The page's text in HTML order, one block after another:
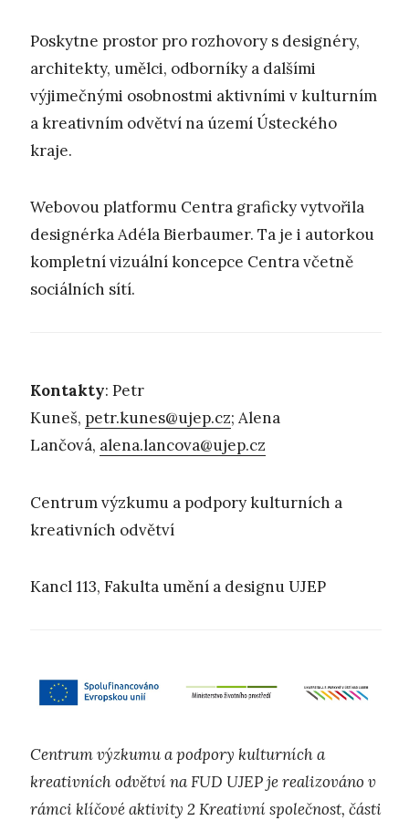
Poskytne prostor pro rozhovory s designéry,
architekty, umělci, odborníky a dalšími
výjimečnými osobnostmi aktivními v kulturním
a kreativním odvětví na území Ústeckého
kraje.
Webovou platformu Centra graficky vytvořila
designérka Adéla Bierbaumer. Ta je i autorkou
kompletní vizuální koncepce Centra včetně
sociálních sítí.
Kontakty: Petr
Kuneš, petr.kunes@ujep.cz; Alena
Lančová, alena.lancova@ujep.cz
Centrum výzkumu a podpory kulturních a
kreativních odvětví
Kancl 113, Fakulta umění a designu UJEP
Centrum výzkumu a podpory kulturních a
kreativních odvětví na FUD UJEP je realizováno v
rámci klíčové aktivity 2 Kreativní společnost, části